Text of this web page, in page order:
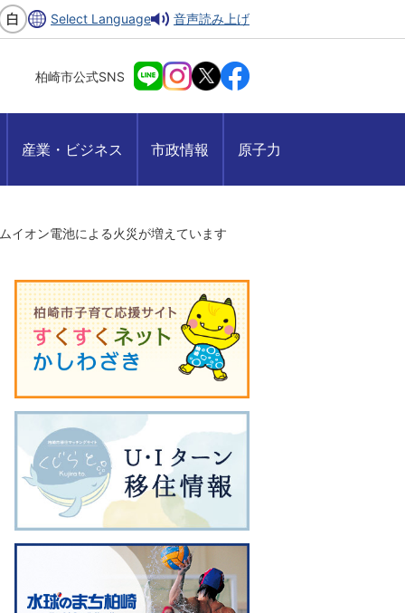
Select Language 音声読み上げ
柏崎市公式SNS
産業・ビジネス 市政情報 原子力
イオン電池による火災が増えています